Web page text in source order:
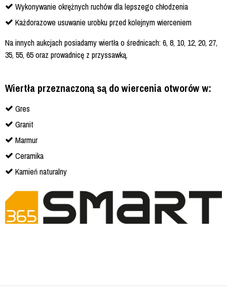
Wykonywanie okrężnych ruchów dla lepszego chłodzenia
Każdorazowe usuwanie urobku przed kolejnym wierceniem
Na innych aukcjach posiadamy wiertła o średnicach: 6, 8, 10, 12, 20, 27,
35, 55, 65 oraz prowadnicę z przyssawką.
Wiertła przeznaczoną są do wiercenia otworów w:
Gres
Granit
Marmur
Ceramika
Kamień naturalny